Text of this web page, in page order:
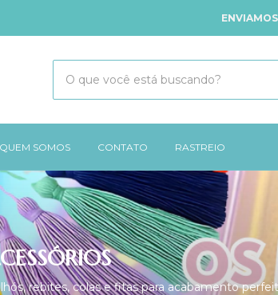
QUEM SOMOS CONTATO RASTREIO
rebites, colas e fitas para acabamento